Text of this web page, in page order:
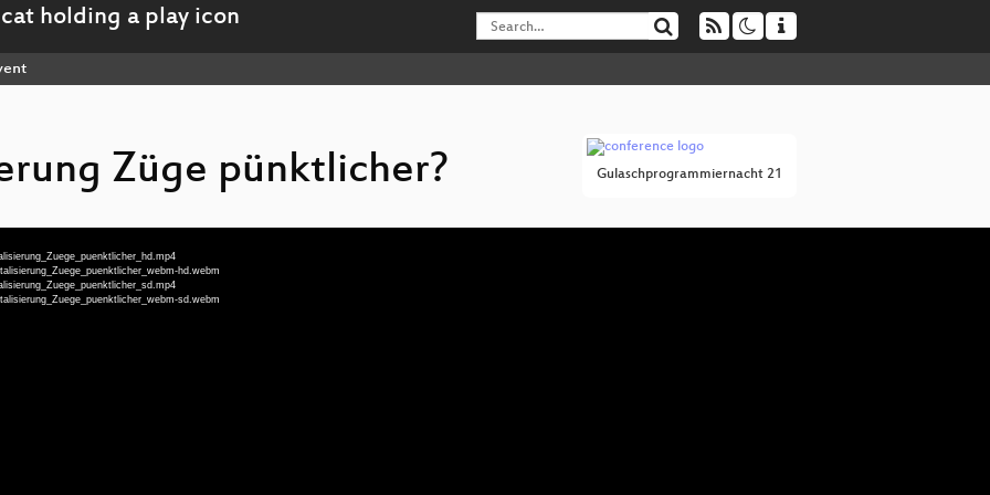
Gulaschprogrammiernacht 21
Züge pünktlicher?
hd.webm
sd.webm